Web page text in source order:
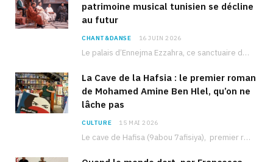
patrimoine musical tunisien se décline
au futur
CHANT&DANSE 16 JUIN 2026
Le palais d’Ennejma Ezzahra, ce sanctuaire de la musique tunisienne et méditerranéenne construit par le…
La Cave de la Hafsia : le premier roman
de Mohamed Amine Ben Hlel, qu’on ne
lâche pas
CULTURE 15 MAI 2026
Le cave de Hafisa (9abou 7afisiya), premier roman du journaliste tunisien Mohamed Amine Ben Hlel,…